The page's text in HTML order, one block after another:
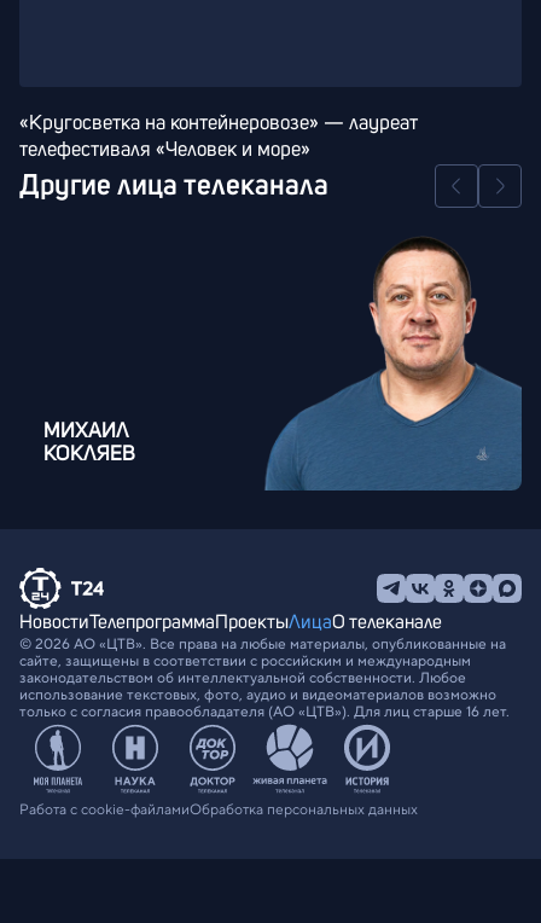
«Кругосветка на контейнеровозе» — лауреат
телефестиваля «Человек и море»
Другие лица телеканала
МИХАИЛ
КОКЛЯЕВ
НовостиТелепрограммаПроектыЛицаО телеканале
© 2026 АО «ЦТВ». Все права на любые материалы, опубликованные на
сайте, защищены в соответствии с российским и международным
законодательством об интеллектуальной собственности. Любое
использование текстовых, фото, аудио и видеоматериалов возможно
только с согласия правообладателя (АО «ЦТВ»). Для лиц старше 16 лет.
Работа с cookie-файламиОбработка персональных данных